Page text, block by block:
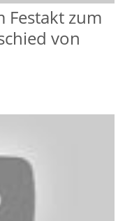
Festakt zum
von